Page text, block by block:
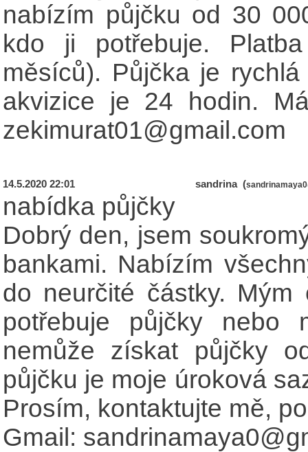
nabízím půjčku od 30
kdo ji potřebuje.
měsíců). Půjčka je
akvizice je 24 hodin.
zekimurat01@gmail.com
14.5.2020 22:01 sandrina (
nabídka půjčky
Dobrý den, jsem
bankami. Nabízím
do neurčité částky.
potřebuje půjčky nebo
nemůže získat půjčky
půjčku je moje úroková
Prosím, kontaktujte mě,
Gmail: